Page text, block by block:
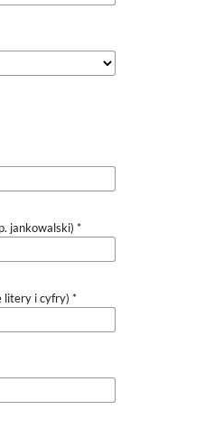
jankowalski) *
litery i cyfry) *